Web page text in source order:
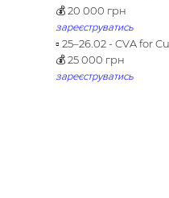
💰 20 000 грн
зареєструватись
▫️ 25–26.02 - CVA for
💰 25 000 грн
зареєструватись